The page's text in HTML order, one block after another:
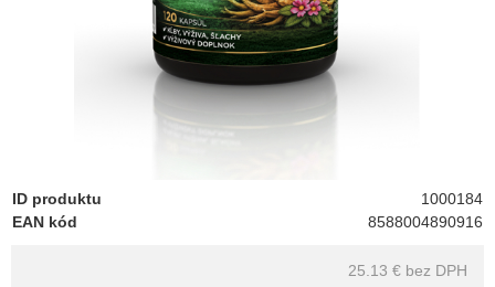
ID produktu
1000184
EAN kód
8588004890916
25.13 € bez DPH